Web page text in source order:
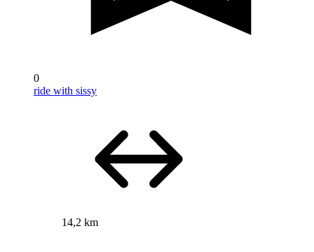
0
ride with sissy
14,2 km